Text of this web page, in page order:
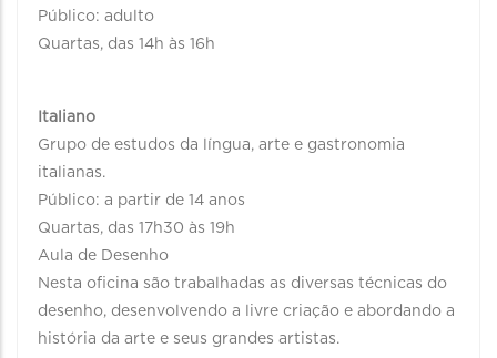
Público: adulto
Quartas, das 14h às 16h
Italiano
Grupo de estudos da língua, arte e gastronomia
italianas.
Público: a partir de 14 anos
Quartas, das 17h30 às 19h
Aula de Desenho
Nesta oficina são trabalhadas as diversas técnicas do
desenho, desenvolvendo a livre criação e abordando a
história da arte e seus grandes artistas.